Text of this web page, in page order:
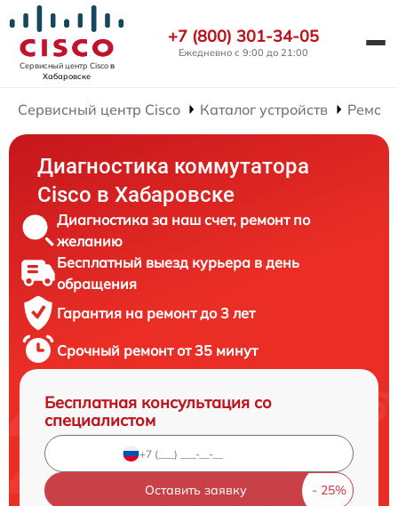
Сервисный центр Ciscoв
Хабаровске
+7 (800) 301-34-05
Ежедневно с 9:00 до 21:00
Сервисный центр Cisco Каталог устройств
Диагностика коммутатора
Cisco в Хабаровске
Диагностика за наш счет, ремонт по
желанию
Бесплатный выезд курьера в день
обращения
Гарантия на ремонт до 3 лет
Срочный ремонт от 35 минут
Бесплатная консультация со
специалистом
Оставить заявку